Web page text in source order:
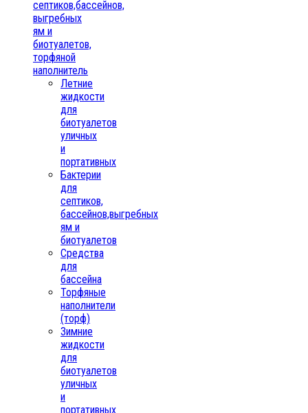
септиков,бассейнов,
выгребных
ям и
биотуалетов,
торфяной
наполнитель
Летние
жидкости
для
биотуалетов
уличных
и
портативных
Бактерии
для
септиков,
бассейнов,выгребных
ям и
биотуалетов
Средства
для
бассейна
Торфяные
наполнители
(торф)
Зимние
жидкости
для
биотуалетов
уличных
и
портативных